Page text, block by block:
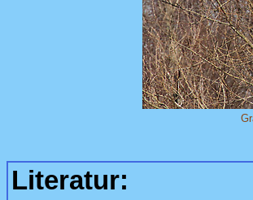
Literatur: